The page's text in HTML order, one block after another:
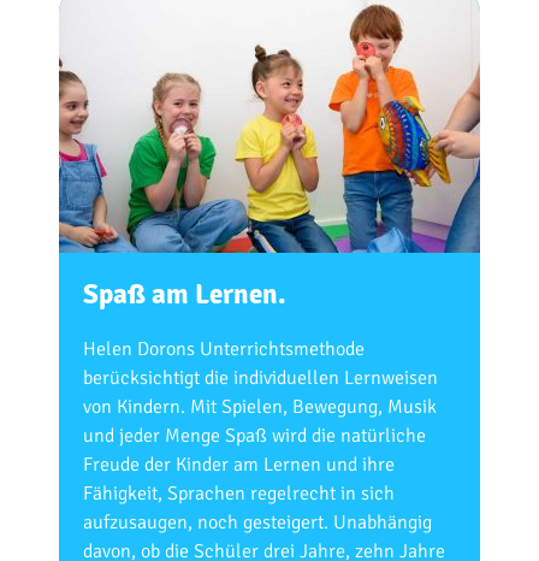
Spaß am Lernen.
Helen Dorons Unterrichtsmethode
berücksichtigt die individuellen Lernweisen
von Kindern. Mit Spielen, Bewegung, Musik
und jeder Menge Spaß wird die natürliche
Freude der Kinder am Lernen und ihre
Fähigkeit, Sprachen regelrecht in sich
aufzusaugen, noch gesteigert. Unabhängig
davon, ob die Schüler drei Jahre, zehn Jahre